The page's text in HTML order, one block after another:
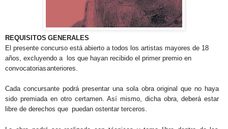
REQUISITOS GENERALES
El presente concurso está abierto a todos los artistas mayores de 18
años, excluyendo a
los que hayan recibido el primer premio en
convocatoriasanteriores.
Cada concursante podrá presentar una sola obra original que no haya
sido premiada en otro certamen. Así mismo, dicha obra, deberá estar
libre de derechos que puedan ostentar terceros.